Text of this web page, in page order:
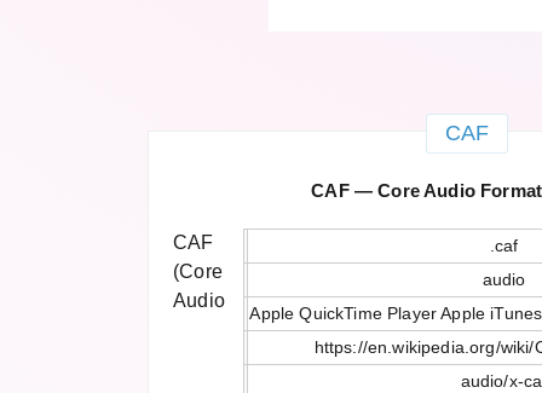
CAF
CAF — Core Audio
.caf
audio
Apple QuickTime Player Apple
https://en.wikipedia.org/wiki/
audio/x-
CAF
(Core
Audio